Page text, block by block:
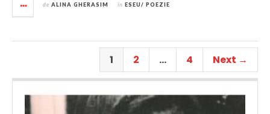
de ALINA GHERASIM în ESEU/ POEZIE
1 2 … 4 Next →